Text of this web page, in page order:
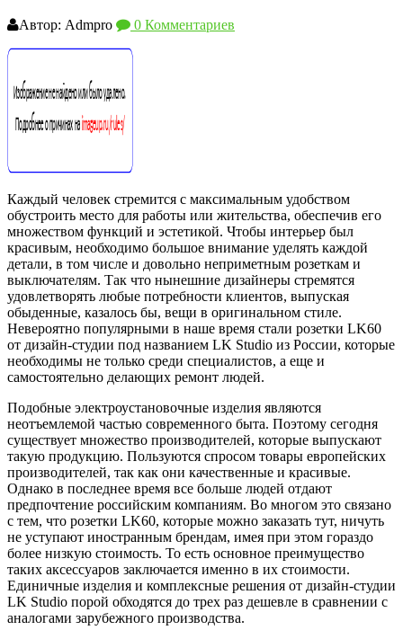
Автор: Admpro 0 Комментариев
Каждый человек стремится с максимальным удобством
обустроить место для работы или жительства, обеспечив его
множеством функций и эстетикой. Чтобы интерьер был
красивым, необходимо большое внимание уделять каждой
детали, в том числе и довольно неприметным розеткам и
выключателям. Так что нынешние дизайнеры стремятся
удовлетворять любые потребности клиентов, выпуская
обыденные, казалось бы, вещи в оригинальном стиле.
Невероятно популярными в наше время стали розетки LK60
от дизайн-студии под названием LK Studio из России, которые
необходимы не только среди специалистов, а еще и
самостоятельно делающих ремонт людей.
Подобные электроустановочные изделия являются
неотъемлемой частью современного быта. Поэтому сегодня
существует множество производителей, которые выпускают
такую продукцию. Пользуются спросом товары европейских
производителей, так как они качественные и красивые.
Однако в последнее время все больше людей отдают
предпочтение российским компаниям. Во многом это связано
с тем, что розетки LK60, которые можно заказать тут, ничуть
не уступают иностранным брендам, имея при этом гораздо
более низкую стоимость. То есть основное преимущество
таких аксессуаров заключается именно в их стоимости.
Единичные изделия и комплексные решения от дизайн-студии
LK Studio порой обходятся до трех раз дешевле в сравнении с
аналогами зарубежного производства.